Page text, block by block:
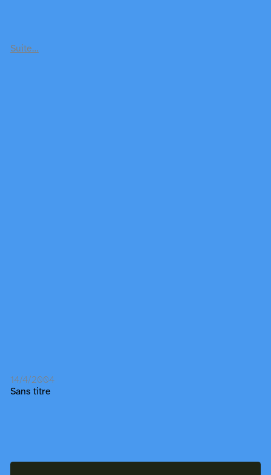
Suite…
14/4/2004
Sans titre